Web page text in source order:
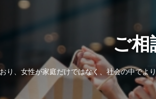
ご相
り、女性が家庭だけではなく、社会の中でよ